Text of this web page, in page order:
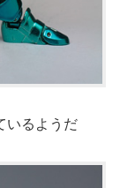
いるようだ